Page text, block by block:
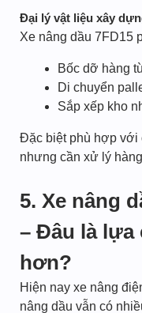
Đại lý vật liệu xây
Xe nâng dầu 7FD15
Bốc dỡ hàng
Di chuyển
Sắp xếp kho
Đặc biệt phù hợp với
nhưng cần xử lý
5. Xe nâng
– Đâu là lựa
hơn?
Hiện nay xe nâng
nâng dầu vẫn có